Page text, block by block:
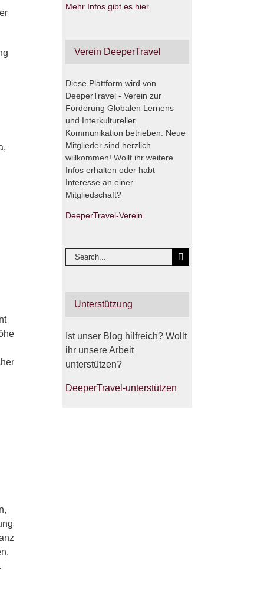
Mehr Infos gibt es hier
Verein DeeperTravel
Diese Plattform wird von
DeeperTravel - Verein zur
Förderung Globalen Lernens
und Interkultureller
Kommunikation betrieben. Neue
Mitglieder sind herzlich
willkommen! Wollt ihr weitere
Infos erhalten oder habt
Interesse an einer
Mitgliedschaft?
DeeperTravel-Verein
Search
for:
Unterstützung
Ist unser Blog hilfreich? Wollt
ihr unsere Arbeit
unterstützen?
DeeperTravel-unterstützen